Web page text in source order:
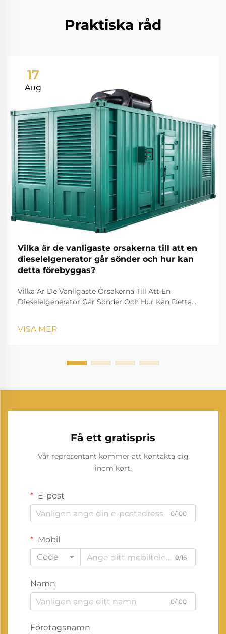
Praktiska råd
17
Aug
Vilka är de vanligaste orsakerna till att en
dieselelgenerator går sönder och hur kan
detta förebyggas?
Vilka Är De Vanligaste Orsakerna Till Att En
Dieselelgenerator Går Sönder Och Hur Kan Detta
industrin, bostadshus, sjukvård, datacenter, bygg...
VISA MER
Få ett gratispris
Vår representant kommer att kontakta dig
inom kort.
E-post
0/100
Mobil
Code
0/16
Namn
0/100
Företagsnamn